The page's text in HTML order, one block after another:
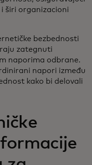
širi organizacioni
bezbednosti
zategnuti
naporima odbrane.
napori između
kako bi delovali